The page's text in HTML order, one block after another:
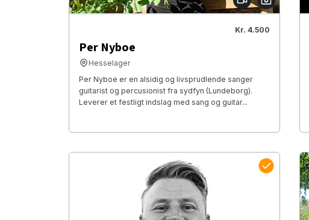
Kr. 4.500
Per Nyboe
Hesselager
Per Nyboe er en alsidig og livsprudlende sanger
guitarist og percusionist fra sydfyn (Lundeborg).
Leverer et festligt indslag med sang og guitar...